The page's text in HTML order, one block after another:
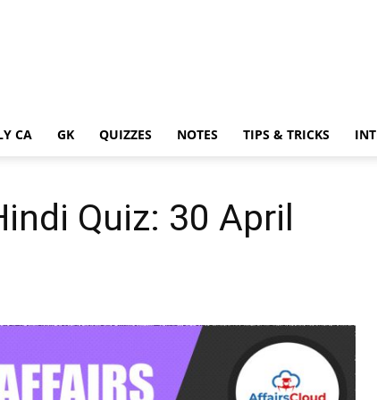
CA GK QUIZZES NOTES TIPS & TRICKS
Quiz: 30 April